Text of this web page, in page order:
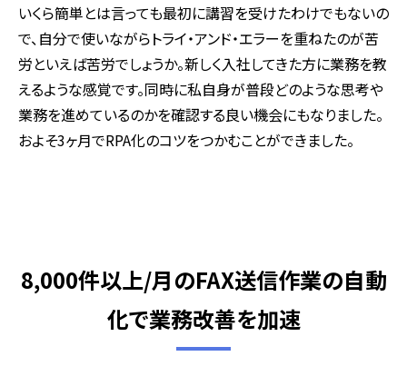
いくら簡単とは言っても最初に講習を受けたわけでもないの
で、自分で使いながらトライ・アンド・エラーを重ねたのが苦
労といえば苦労でしょうか。新しく入社してきた方に業務を教
えるような感覚です。同時に私自身が普段どのような思考や
業務を進めているのかを確認する良い機会にもなりました。
およそ3ヶ月でRPA化のコツをつかむことができました。
8,000件以上/月のFAX送信作業の自動
化で業務改善を加速